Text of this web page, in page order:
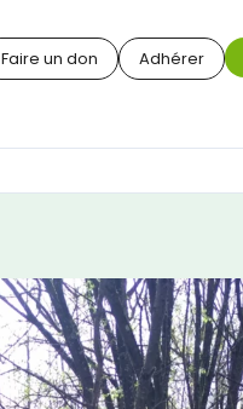
Faire un don Adhérer